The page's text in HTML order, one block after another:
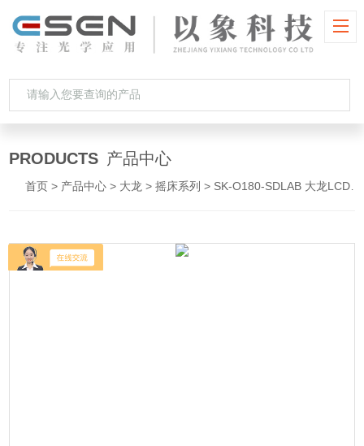
PRODUCTS 产品中心
首页 > 产品中心 > 大龙 >摇床系列 > SK-O180-SDLAB 大龙LCD数控圆周摇床